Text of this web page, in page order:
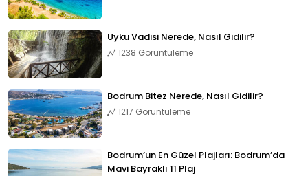
Uyku Vadisi Nerede, Nasıl Gidilir?
1238 Görüntüleme
Bodrum Bitez Nerede, Nasıl Gidilir?
1217 Görüntüleme
Bodrum’un En Güzel Plajları: Bodrum’da
Mavi Bayraklı 11 Plaj